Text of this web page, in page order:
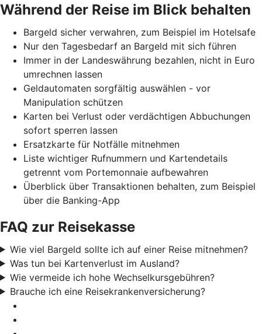
Während der Reise im Blick behalten
Bargeld sicher verwahren, zum Beispiel im Hotelsafe
Nur den Tagesbedarf an Bargeld mit sich führen
Immer in der Landeswährung bezahlen, nicht in Euro
umrechnen lassen
Geldautomaten sorgfältig auswählen - vor
Manipulation schützen
Karten bei Verlust oder verdächtigen Abbuchungen
sofort sperren lassen
Ersatzkarte für Notfälle mitnehmen
Liste wichtiger Rufnummern und Kartendetails
getrennt vom Portemonnaie aufbewahren
Überblick über Transaktionen behalten, zum Beispiel
über die Banking-App
FAQ zur Reisekasse
Wie viel Bargeld sollte ich auf einer Reise mitnehmen?
Was tun bei Kartenverlust im Ausland?
Wie vermeide ich hohe Wechselkursgebühren?
Brauche ich eine Reisekrankenversicherung?